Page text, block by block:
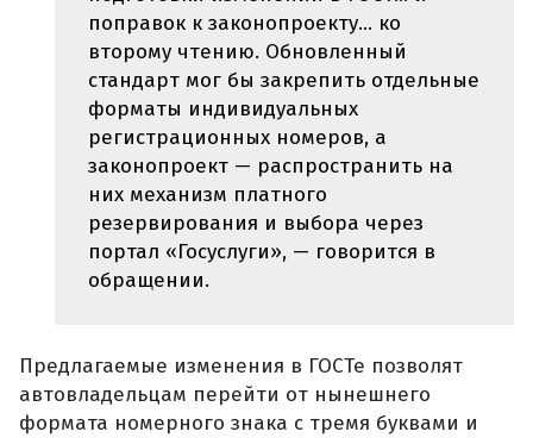
поправок к законопроекту… ко
второму чтению. Обновленный
стандарт мог бы закрепить отдельные
форматы индивидуальных
регистрационных номеров, а
законопроект — распространить на
них механизм платного
резервирования и выбора через
портал «Госуслуги», — говорится в
обращении.
Предлагаемые изменения в ГОСТе позволят
автовладельцам перейти от нынешнего
формата номерного знака с тремя буквами и